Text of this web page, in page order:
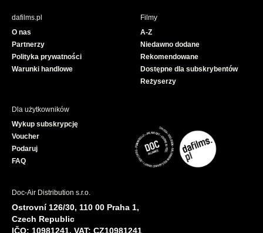
e
dafilms.pl
O nas
Partnerzy
Polityka prywatności
Warunki handlowe
Filmy
A-Z
Niedawno dodane
Rekomendowane
Dostępne dla subskrybentów
Reżyserzy
Dla użytkowników
Wykup subskrypcję
Voucher
Podaruj
FAQ
Doc-Air Distribution s.r.o.
Ostrovní 126/30, 110 00 Praha 1,
Czech Republic
IČO: 10981241, VAT: CZ10981241